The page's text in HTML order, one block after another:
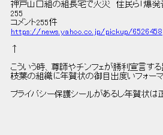
神戸山口組の組長宅で火災　住民ら「爆
255
コメント255件
https://news.yahoo.co.jp/pickup/6526458
こういう時、尊師やチンフェが勝利宣言する
枝葉の組織に年賀状の御目出度いフォーマ
プライバシー保護シールがあるし年賀状